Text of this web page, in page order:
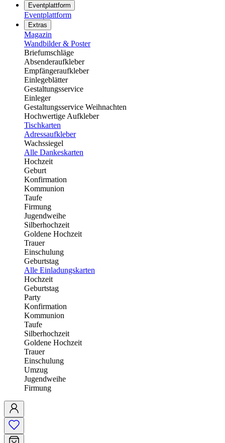
Eventplattform
Eventplattform
Extras
Magazin
Wandbilder & Poster
Briefumschläge
Absenderaufkleber
Empfängeraufkleber
Einlegeblätter
Gestaltungsservice
Einleger
Gestaltungsservice Weihnachten
Hochwertige Aufkleber
Tischkarten
Adressaufkleber
Wachssiegel
Alle Dankeskarten
Hochzeit
Geburt
Konfirmation
Kommunion
Taufe
Firmung
Jugendweihe
Silberhochzeit
Goldene Hochzeit
Trauer
Einschulung
Geburtstag
Alle Einladungskarten
Hochzeit
Geburtstag
Party
Konfirmation
Kommunion
Taufe
Silberhochzeit
Goldene Hochzeit
Trauer
Einschulung
Umzug
Jugendweihe
Firmung